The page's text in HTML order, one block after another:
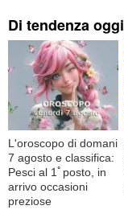
Di tendenza oggi
L'oroscopo di domani
7 agosto e classifica:
Pesci al 1ﾟposto, in
arrivo occasioni
preziose